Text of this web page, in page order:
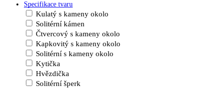
Specifikace tvaru
Kulatý s kameny okolo
Solitérní kámen
Čtvercový s kameny okolo
Kapkovitý s kameny okolo
Solitérní s kameny okolo
Kytička
Hvězdička
Solitérní šperk